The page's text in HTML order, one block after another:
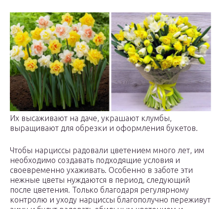
Их высаживают на даче, украшают клумбы,
выращивают для обрезки и оформления букетов.
Чтобы нарциссы радовали цветением много лет, им
необходимо создавать подходящие условия и
своевременно ухаживать. Особенно в заботе эти
нежные цветы нуждаются в период, следующий
после цветения. Только благодаря регулярному
контролю и уходу нарциссы благополучно переживут